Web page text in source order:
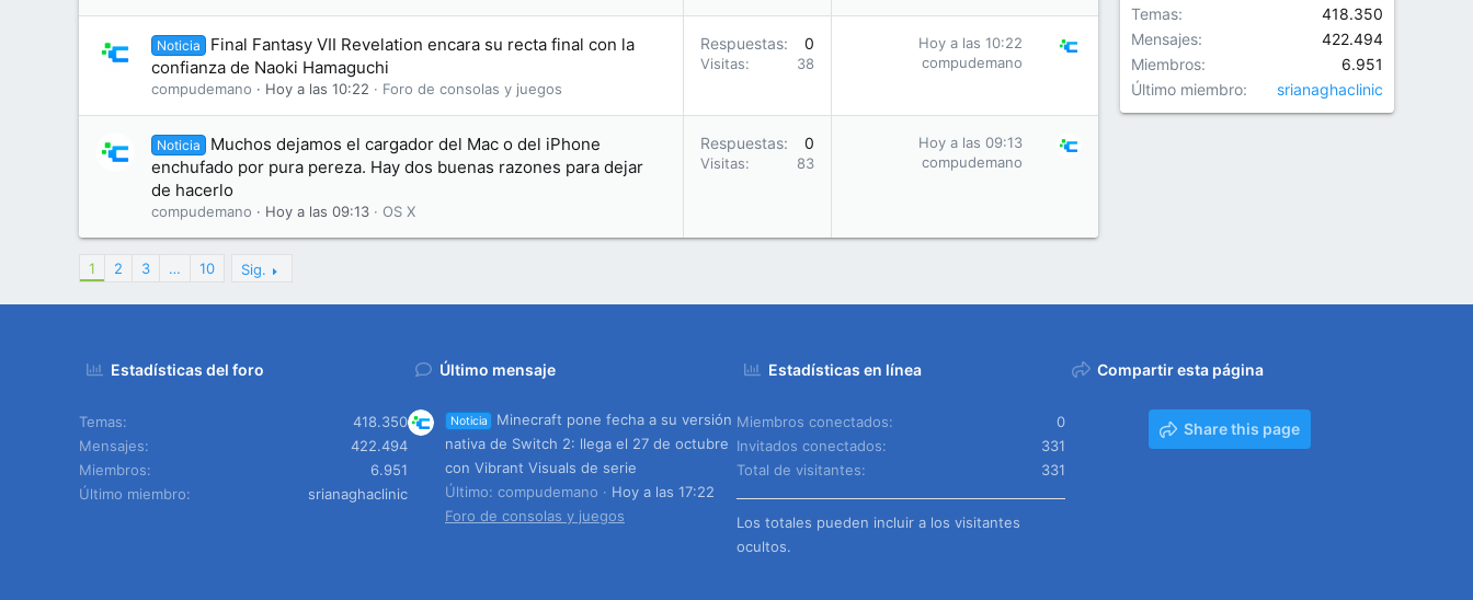
Noticia
Final Fantasy VII Revelation encara su recta final con la
confianza de Naoki Hamaguchi
compudemano Hoy a las 10:22 Foro de consolas y juegos
Respuestas 0
Visitas 38
Hoy a las 10:22
compudemano
Noticia
Muchos dejamos el cargador del Mac o del iPhone
enchufado por pura pereza. Hay dos buenas razones para dejar
de hacerlo
compudemano Hoy a las 09:13 OS X
Respuestas 0
Visitas 83
Hoy a las 09:13
compudemano
1 2 3 … 10 Sig.
Temas
418.350
Mensajes
422.494
Miembros
6.951
Último miembro
srianaghaclinic
Estadísticas del foro
Temas
418.350
Mensajes
422.494
Miembros
6.951
Último miembro
srianaghaclinic
Último mensaje
Noticia
Minecraft pone fecha a su versión
nativa de Switch 2: llega el 27 de octubre
con Vibrant Visuals de serie
Último: compudemano
Hoy a las 17:22
Foro de consolas y juegos
Estadísticas en línea
Miembros conectados
0
Invitados conectados
331
Total de visitantes
331
Los totales pueden incluir a los visitantes
ocultos.
Compartir esta página
Share this page